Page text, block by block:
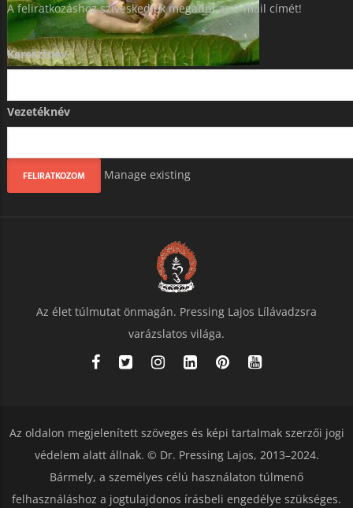
A feliratkozáshoz szíveskedjék megadni az e-mail címét!
Keresztnév
Vezetéknév
Manage existing
Az élet túlmutat önmagán. Pressing Lajos Lílávadzsra
varázslatos világa.
Az oldalon megjelenített szöveges és képi tartalmak szerzői jogi
védelem alatt állnak. © Dr. Pressing Lajos, 2013–2024.
Bármely, a személyes célú használaton túlmenő
felhasználáshoz a jogtulajdonos írásbeli engedélye szükséges.